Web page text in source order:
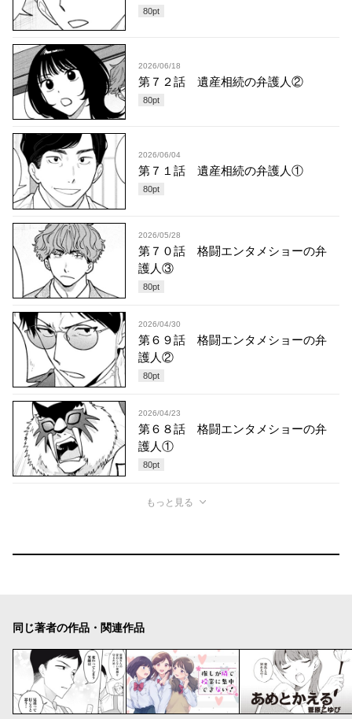
80pt
2026/06/18
第７２話 遺産相続の弁護人②
80pt
2026/06/04
第７１話 遺産相続の弁護人①
80pt
2026/05/28
第７０話 格闘エンタメショーの弁
護人③
80pt
2026/04/30
第６９話 格闘エンタメショーの弁
護人②
80pt
2026/04/23
第６８話 格闘エンタメショーの弁
護人①
80pt
もっと見る
同じ著者の作品・関連作品